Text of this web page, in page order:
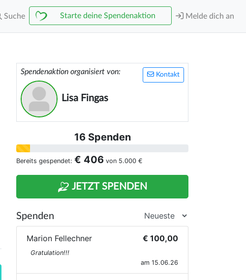
Suche Starte deine Spendenaktion Melde dich an
Kontakt
Spendenaktion organisiert von:
Lisa Fingas
16 Spenden
Bereits gespendet: € 406 von 5.000 €
JETZT SPENDEN
Spenden
Marion Fellechner € 100,00
Gratulation!!!
am 15.06.26